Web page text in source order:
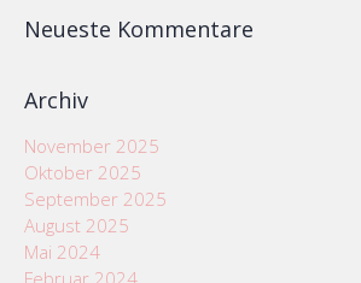
Neueste Kommentare
Archiv
November 2025
Oktober 2025
September 2025
August 2025
Mai 2024
Februar 2024